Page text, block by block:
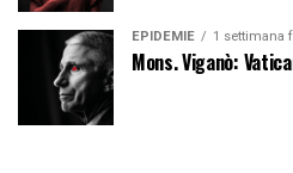
EPIDEMIE 1 settimana
Mons. Viganò: